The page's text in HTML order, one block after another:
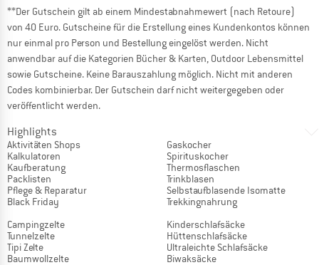
**Der Gutschein gilt ab einem Mindestabnahmewert (nach Retoure)
von 40 Euro. Gutscheine für die Erstellung eines Kundenkontos können
nur einmal pro Person und Bestellung eingelöst werden. Nicht
anwendbar auf die Kategorien Bücher & Karten, Outdoor Lebensmittel
sowie Gutscheine. Keine Barauszahlung möglich. Nicht mit anderen
Codes kombinierbar. Der Gutschein darf nicht weitergegeben oder
veröffentlicht werden.
Highlights
Aktivitäten Shops
Kalkulatoren
Kaufberatung
Packlisten
Pflege & Reparatur
Black Friday
Gaskocher
Spirituskocher
Thermosflaschen
Trinkblasen
Selbstaufblasende Isomatte
Trekkingnahrung
Campingzelte
Tunnelzelte
Tipi Zelte
Baumwollzelte
Kinderschlafsäcke
Hüttenschlafsäcke
Ultraleichte Schlafsäcke
Biwaksäcke